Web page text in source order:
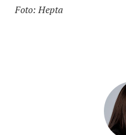
Foto: Hepta